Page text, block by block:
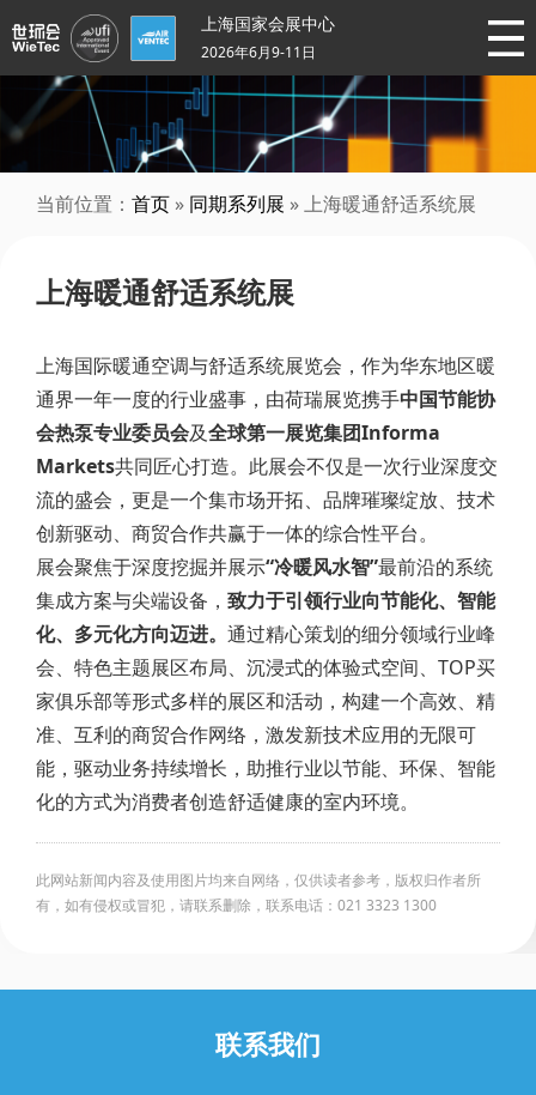
上海国家会展中心
2026年6月9-11日
当前位置： 首页 » 同期系列展 » 上海暖通舒适系统展
上海暖通舒适系统展
上海国际暖通空调与舒适系统展览会，作为华东地区暖
通界一年一度的行业盛事，由荷瑞展览携手中国节能协
会热泵专业委员会及全球第一展览集团Informa
Markets共同匠心打造。此展会不仅是一次行业深度交
流的盛会，更是一个集市场开拓、品牌璀璨绽放、技术
创新驱动、商贸合作共赢于一体的综合性平台。
展会聚焦于深度挖掘并展示“冷暖风水智”最前沿的系统
集成方案与尖端设备， 致力于引领行业向节能化、智能
化、多元化方向迈进。 通过精心策划的细分领域行业峰
会、特色主题展区布局、沉浸式的体验式空间、TOP买
家俱乐部等形式多样的展区和活动，构建一个高效、精
准、互利的商贸合作网络，激发新技术应用的无限可
能，驱动业务持续增长，助推行业以节能、环保、智能
化的方式为消费者创造舒适健康的室内环境。
此网站新闻内容及使用图片均来自网络，仅供读者参考，版权归作者所
有，如有侵权或冒犯，请联系删除，联系电话：021 3323 1300
联系我们